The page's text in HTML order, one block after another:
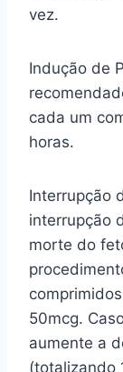
vez.
Indução de
cada um
horas.
Interrupção
interrupção
morte do
50mcg.
aumente a
(totalizando